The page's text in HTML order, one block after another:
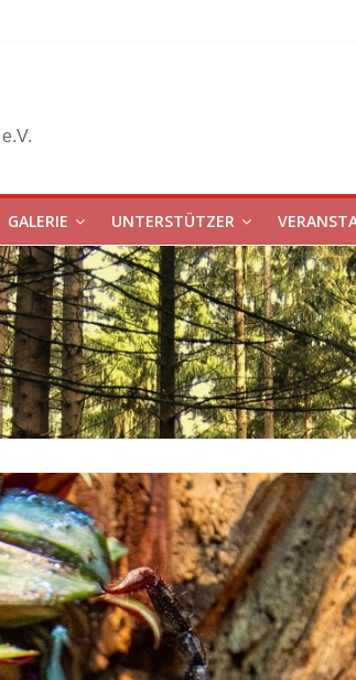
GALERIE UNTERSTÜTZER